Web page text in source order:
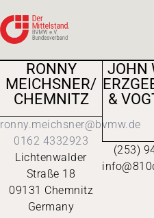
RONNY
MEICHSNER/
CHEMNITZ
ronny.meichsner@bvmw.de
0162 4332923
Lichtenwalder
Straße 18
09131 Chemnitz
Germany
JOHN
&
(253)